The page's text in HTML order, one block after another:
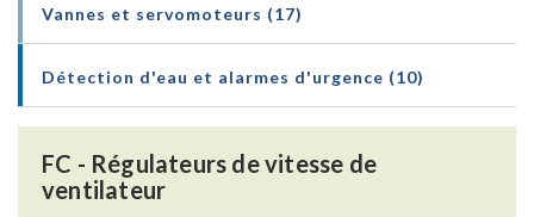
Vannes et servomoteurs (17)
Détection d'eau et alarmes d'urgence (10)
FC - Régulateurs de vitesse de
ventilateur